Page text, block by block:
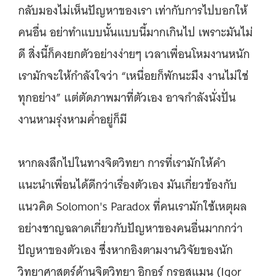
กลับมองไม่เห็นปัญหาของเรา เท่ากับการไปบอกให้
คนอื่น อย่าทำแบบนั้นแบบนี้มากเกินไป เพราะมันไม่
ดี สิ่งนี้ก็คงยกตัวอย่างง่ายๆ เวลาเพื่อนโหมงานหนัก
เรามักจะให้กำลังใจว่า “เหนื่อยก็พักนะมึง งานไม่ใช่
ทุกอย่าง” แต่ตัดภาพมาที่ตัวเอง อาจกำลังนั่งปั่น
งานหามรุ่งหามค่ำอยู่ก็มี
หากลงลึกไปในทางจิตวิทยา การที่เรามักให้คำ
แนะนำเพื่อนได้ดีกว่าเรื่องตัวเอง มันเกี่ยวข้องกับ
แนวคิด Solomon's Paradox ที่คนเรามักใช้เหตุผล
อย่างชาญฉลาดเกี่ยวกับปัญหาของคนอื่นมากกว่า
ปัญหาของตัวเอง ซึ่งหากอิงตามงานวิจัยของนัก
วิทยาศาสตร์ด้านจิตวิทยา อิกอร์ กรอสแมน (Igor